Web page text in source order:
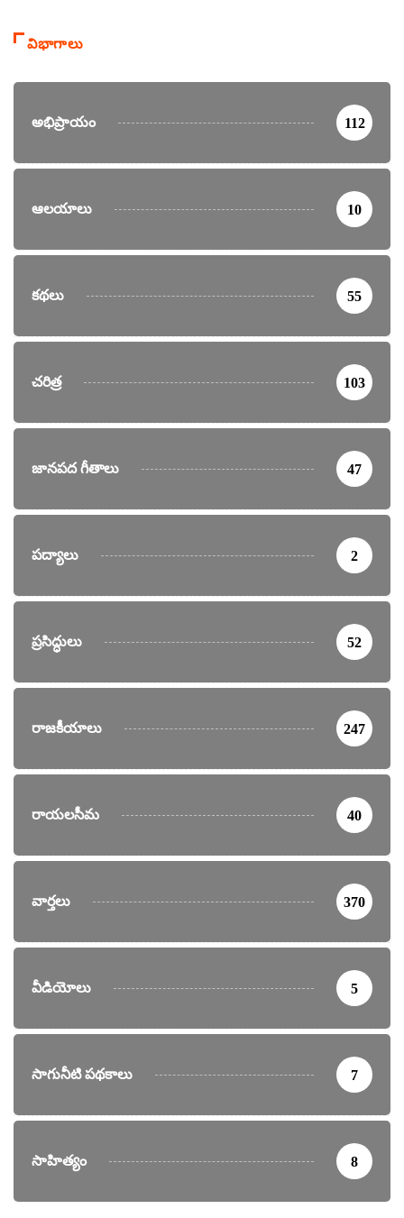
విభాగాలు
అభిప్రాయం 112
ఆలయాలు 10
కథలు 55
చరిత్ర 103
జానపద గీతాలు 47
పద్యాలు 2
ప్రసిద్ధులు 52
రాజకీయాలు 247
రాయలసీమ 40
వార్తలు 370
వీడియోలు 5
సాగునీటి పథకాలు 7
సాహిత్యం 8